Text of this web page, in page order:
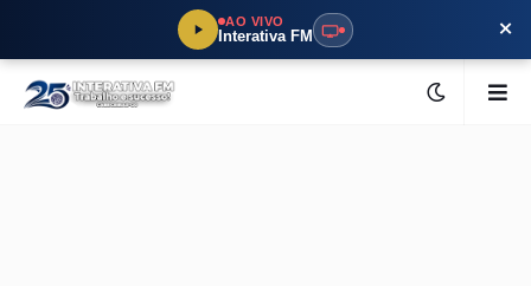
AO VIVO
Interativa FM ×